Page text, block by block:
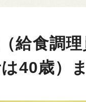
給食調
40歳）ま